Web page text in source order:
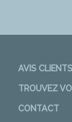
AVIS CLIENTS
TROUVEZ
CONTACT